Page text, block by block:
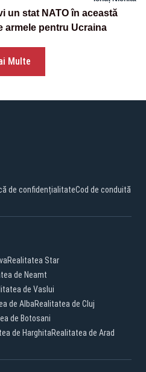
un stat NATO în această
armele pentru Ucraina
Multe
de confidențialitateCod de conduită
Realitatea Star
de Neamt
de Vaslui
de AlbaRealitatea de Cluj
de Botosani
de HarghitaRealitatea de Arad